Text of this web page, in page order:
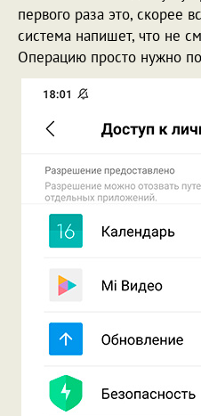
первого раза это, скорее
система напишет, что не
Операцию просто нужно